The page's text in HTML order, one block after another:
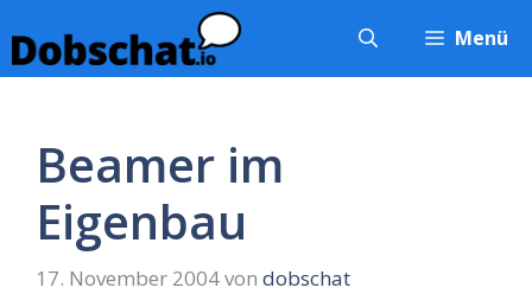
Inhalt
springen
Menü
Beamer im
Eigenbau
17. November 2004von dobschat